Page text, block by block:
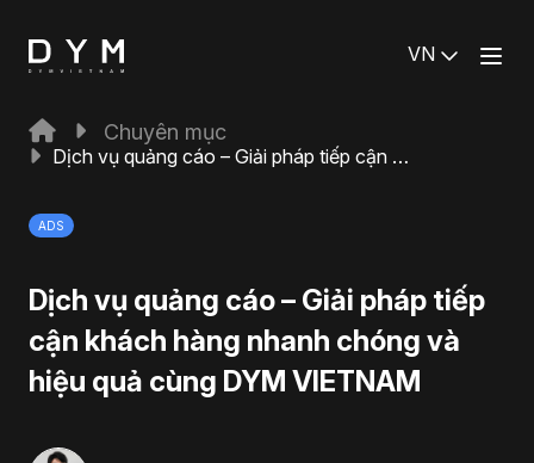
VN
Chuyên mục
Dịch vụ quảng cáo – Giải pháp tiếp cận khách hàng nhanh chóng và hiệu quả cùng DYM VIETNAM
ADS
Dịch vụ quảng cáo – Giải pháp tiếp
cận khách hàng nhanh chóng và
hiệu quả cùng DYM VIETNAM